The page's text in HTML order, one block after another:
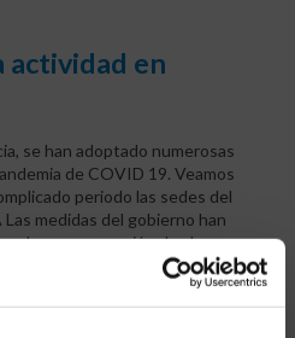
actividad en
se han adoptado numerosas
de COVID 19. Veamos
periodo las sedes del
medidas del gobierno han
obras, a excepción de algunos
que prestan servicios a la
en las últimas semanas. De
abril Durante las primeras 4